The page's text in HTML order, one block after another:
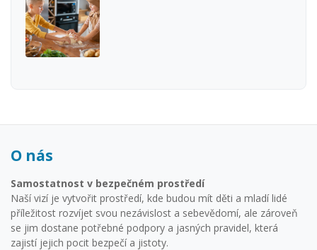
O nás
Samostatnost v bezpečném prostředí
Naší vizí je vytvořit prostředí, kde budou mít děti a mladí lidé
příležitost rozvíjet svou nezávislost a sebevědomí, ale zároveň
se jim dostane potřebné podpory a jasných pravidel, která
zajistí jejich pocit bezpečí a jistoty.